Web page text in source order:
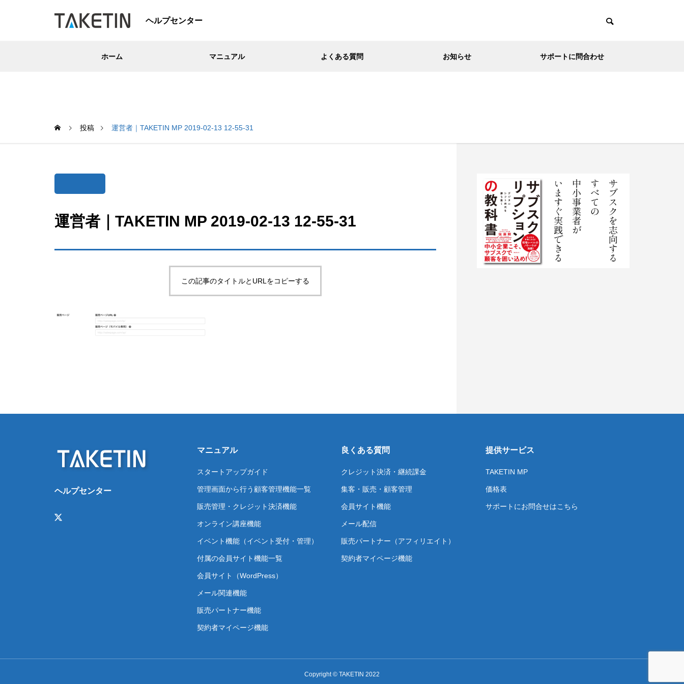
ヘルプセンター
ホーム マニュアル よくある質問 お知らせ サポートに問合わせ
投稿 運営者｜TAKETIN MP 2019-02-13 12-55-31
運営者｜TAKETIN MP 2019-02-13 12-55-31
この記事のタイトルとURLをコピーする
マニュアル
スタートアップガイド
管理画面から行う顧客管理機能一覧
販売管理・クレジット決済機能
オンライン講座機能
イベント機能（イベント受付・管理）
付属の会員サイト機能一覧
会員サイト（WordPress）
メール関連機能
販売パートナー機能
契約者マイページ機能
良くある質問
クレジット決済・継続課金
集客・販売・顧客管理
会員サイト機能
メール配信
販売パートナー（アフィリエイト）
契約者マイページ機能
提供サービス
TAKETIN MP
価格表
サポートにお問合せはこちら
ヘルプセンター
Copyright © TAKETIN 2022